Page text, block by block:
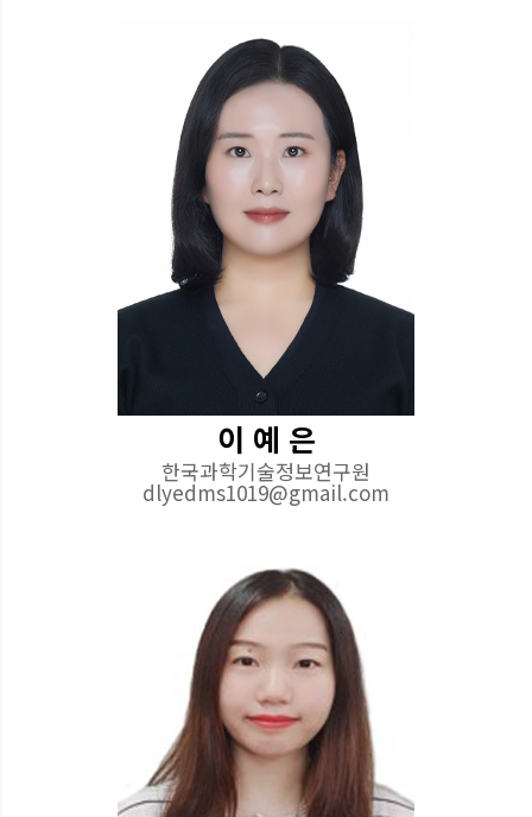
이 예 은
한국과학기술정보연구원
dlyedms1019@gmail.com